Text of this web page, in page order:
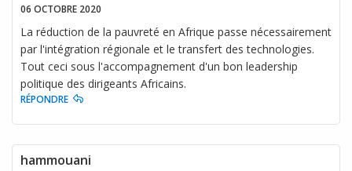
06 OCTOBRE 2020
La réduction de la pauvreté en Afrique passe nécessairement
par l'intégration régionale et le transfert des technologies.
Tout ceci sous l'accompagnement d'un bon leadership
politique des dirigeants Africains.
RÉPONDRE
hammouani